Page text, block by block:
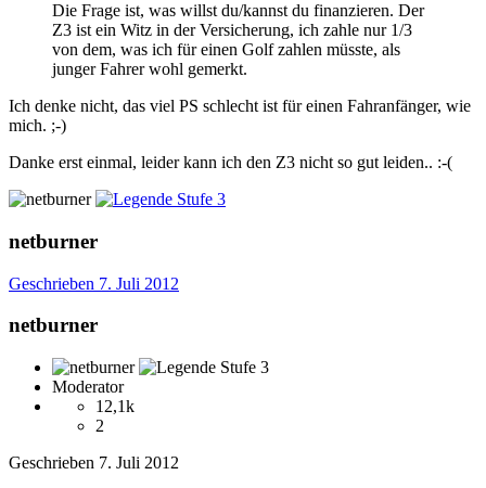
Die Frage ist, was willst du/kannst du finanzieren. Der
Z3 ist ein Witz in der Versicherung, ich zahle nur 1/3
von dem, was ich für einen Golf zahlen müsste, als
junger Fahrer wohl gemerkt.
Ich denke nicht, das viel PS schlecht ist für einen Fahranfänger, wie
mich. ;-)
Danke erst einmal, leider kann ich den Z3 nicht so gut leiden.. :-(
netburner
Geschrieben 7. Juli 2012
netburner
Moderator
12,1k
2
Geschrieben 7. Juli 2012